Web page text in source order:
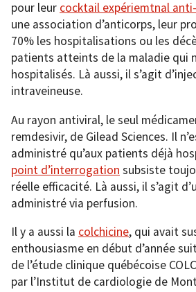
pour leur cocktail expériemtnal
une association d’anticorps, leur
70% les hospitalisations ou les
patients atteints de la maladie qui
hospitalisés. Là aussi, il s’agit
intraveineuse.
Au rayon antiviral, le seul
remdesivir, de Gilead Sciences. Il
administré qu’aux patients déjà
point d’interrogation subsiste
réelle efficacité. Là aussi, il s’agit
administré via perfusion.
Il y a aussi la colchicine, qui avait
enthousiasme en début d’année
de l’étude clinique québécoise
par l’Institut de cardiologie de